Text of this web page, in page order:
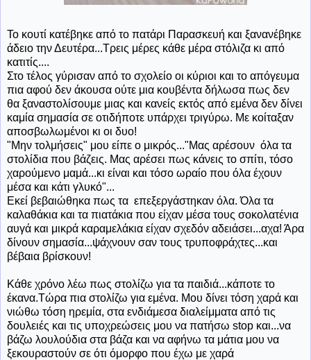
Το κουτί κατέβηκε από το πατάρι Παρασκευή και ξανανέβηκε
άδειο την Δευτέρα...Τρεις μέρες κάθε μέρα στόλιζα κι από
κατιτίς....
Στο τέλος γύρισαν από το σχολείο οι κύριοι και το απόγευμα
πια αφού δεν άκουσα ούτε μια κουβέντα δήλωσα πως δεν
θα ξαναστολίσουμε μιας και κανείς εκτός από εμένα δεν δίνει
καμία σημασία σε οτιδήποτε υπάρχει τριγύρω. Με κοίταξαν
αποσβωλωμένοι κι οι δυο!
"Μην τολμήσεις" μου είπε ο μικρός..."Μας αρέσουν όλα τα
στολίδια που βάζεις. Μας αρέσει πως κάνεις το σπίτι, τόσο
χαρούμενο μαμά...κι είναι και τόσο ωραίο που όλα έχουν
μέσα και κάτι γλυκό"...
Εκεί βεβαιώθηκα πως τα επεξεργάστηκαν όλα. Όλα τα
καλαθάκια και τα πιατάκια που είχαν μέσα τους σοκολατένια
αυγά και μικρά καραμελάκια είχαν σχεδόν αδειάσει...αχα! Άρα
δίνουν σημασία...ψάχνουν σαν τους τρυποφράχτες...και
βέβαια βρίσκουν!
Κάθε χρόνο λέω πως στολίζω για τα παιδιά...κάποτε το
έκανα.Τώρα πια στολίζω για εμένα. Μου δίνει τόση χαρά και
νιώθω τόση ηρεμία, στα ενδιάμεσα διαλείμματα από τις
δουλειές και τις υποχρεώσεις μου να πατήσω stop και...να
βάζω λουλούδια στα βάζα και να αφήνω τα μάτια μου να
ξεκουραστούν σε ότι όμορφο που έχω με χαρά